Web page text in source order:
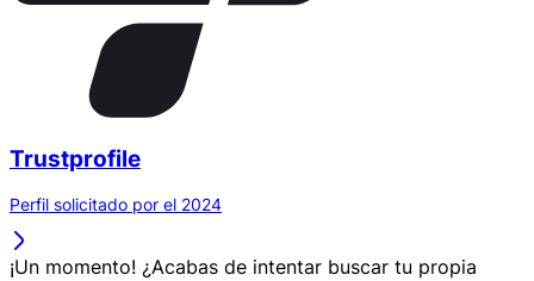
Trustprofile
Perfil solicitado por el 2024
¡Un momento! ¿Acabas de intentar buscar tu propia